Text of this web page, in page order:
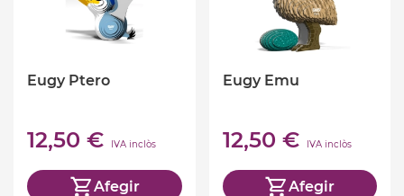
Eugy Ptero
12,50 € IVA inclòs
Afegir
Eugy Emu
12,50 € IVA inclòs
Afegir